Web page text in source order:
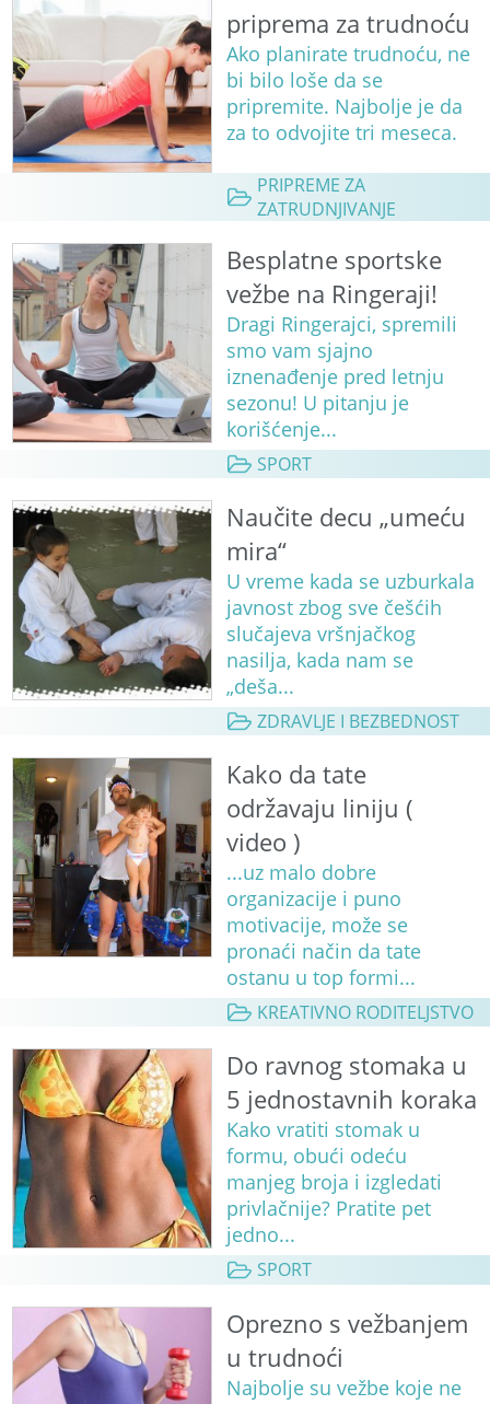
priprema za trudnoću
Ako planirate trudnoću, ne
bi bilo loše da se
pripremite. Najbolje je da
za to odvojite tri meseca.
PRIPREME ZA
ZATRUDNJIVANJE
Besplatne sportske
vežbe na Ringeraji!
Dragi Ringerajci, spremili
smo vam sjajno
iznenađenje pred letnju
sezonu! U pitanju je
korišćenje...
SPORT
Naučite decu „umeću
mira“
U vreme kada se uzburkala
javnost zbog sve češćih
slučajeva vršnjačkog
nasilja, kada nam se
„deša...
ZDRAVLJE I BEZBEDNOST
Kako da tate
održavaju liniju (
video )
...uz malo dobre
organizacije i puno
motivacije, može se
pronaći način da tate
ostanu u top formi...
KREATIVNO RODITELJSTVO
Do ravnog stomaka u
5 jednostavnih koraka
Kako vratiti stomak u
formu, obući odeću
manjeg broja i izgledati
privlačnije? Pratite pet
jedno...
SPORT
Oprezno s vežbanjem
u trudnoći
Najbolje su vežbe koje ne